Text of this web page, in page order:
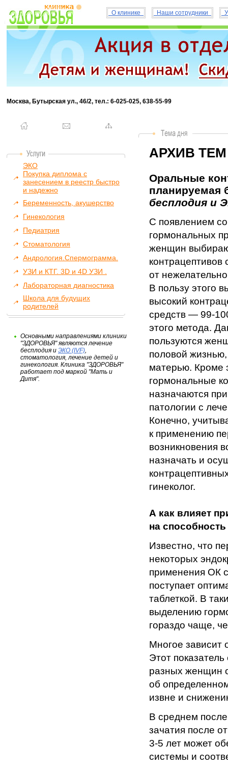
О клинике Наши сотрудники
Москва, Бутырская ул., 46/2, тел.: 6-025-025, 638-55-99
ЭКО
Покупка диплома с
занесением в реестр быстро
и надежно
Беременность, акушерство
Гинекология
Педиатрия
Стоматология
Андрология.Спермограмма.
УЗИ и КТГ. 3D и 4D УЗИ .
Лабораторная диагностика
Школа для будущих
родителей
Основными направлениями клиники
"ЗДОРОВЬЯ" являются лечение
бесплодия и ЭКО (IVF),
стоматология, лечение детей и
гинекология. Клиника "ЗДОРОВЬЯ"
работает под маркой "Мать и
Дитя".
АРХИВ ТЕМ
Оральные
планируемая
бесплодия и
С появлением
гормональных
женщин
от
В пользу этого
высокий
средств — 99-
этого метода.
пользуются
половой жизнью,
матерью. Кроме
гормональные
назначаются
патологии с
Конечно,
к применению
возникновения
назначать и
гинеколог.
А как влияет
на
Известно, что
некоторых
применения ОК
поступает
таблеткой. В
выделению
гораздо чаще,
Многое зависит
Этот
разных женщин
об
извне и
В среднем
зачатия после
3-5 лет может
системы и